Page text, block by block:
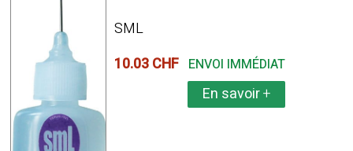
SML
10.03 CHF ENVOI IMMÉDIAT
En savoir+